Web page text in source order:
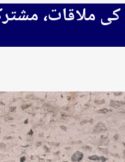
کی ملاقات،